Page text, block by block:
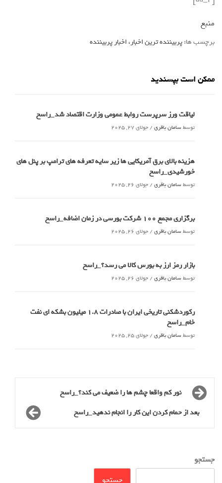
منبع
برچسب ها:پربیننده ترین اخبار، اخبار پربیننده
ممکن است بپسندید
لیاقت ورز سرپرست روابط عمومی وزارت اقتصاد شد_راسخ
توسطسامان باقری / جولای 27, 2025
هزینه بالای برق آمریکایی ها زیر سایه تعرفه های ترامپ بر پنل های
خورشیدی_راسخ
توسطسامان باقری / جولای 26, 2025
برگزاری مجمع 100 شرکت بورسی در زمان اضافه_راسخ
توسطسامان باقری / جولای 26, 2025
بازار رمز ارز به بورس کالا می رسد؟_راسخ
توسطسامان باقری / جولای 26, 2025
رکوردشکنی تاریخی ایران با صادرات 1.8 میلیون بشکه ای نفت
خام_راسخ
توسطسامان باقری / جولای 25, 2025
نور کم واقعا چشم ها را ضعیف می کند؟_راسخ
بعد از حمام کردن این کار را انجام ندهید_راسخ
جستجو
جستجو